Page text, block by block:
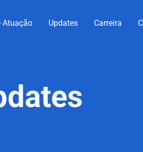
Atuação Updates Carreira